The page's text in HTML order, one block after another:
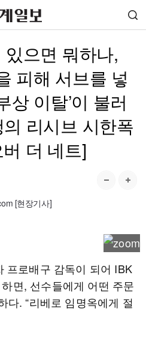
있으면 뭐하나,
피해 서브를 넣
상 이탈’이 불러
리시브 시한폭
더 네트]
[현장기사]
프로배구 감독이 되어 IBK
면, 선수들에게 어떤 주문
다. “리베로 임명옥에게 절